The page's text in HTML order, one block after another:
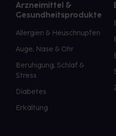
Arzneimittel &
Gesundheitsprodukte
Allergien & Heuschnupfen
Auge, Nase & Ohr
Beruhigung, Schlaf &
Stress
Diabetes
Erkältung